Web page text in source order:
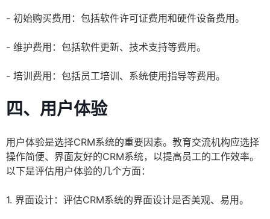
- 初始购买费用：包括软件许可证费用和硬件设备费用。
- 维护费用：包括软件更新、技术支持等费用。
- 培训费用：包括员工培训、系统使用指导等费用。
四、用户体验
用户体验是选择CRM系统的重要因素。教育交流机构应选择
操作简便、界面友好的CRM系统，以提高员工的工作效率。
以下是评估用户体验的几个方面：
1. 界面设计：评估CRM系统的界面设计是否美观、易用。